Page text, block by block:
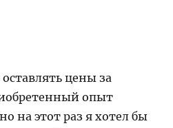
цены за
опыт
на этот раз я хотел бы